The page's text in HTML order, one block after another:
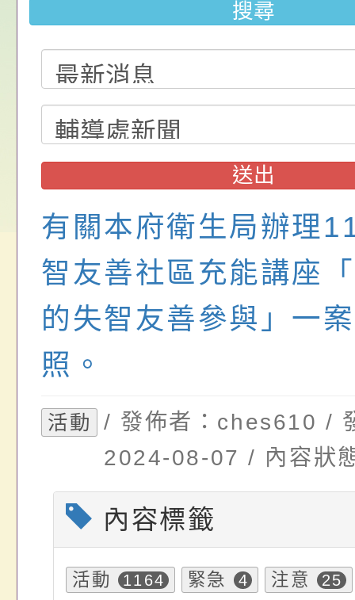
辦理「115年度教育
前教育署辦理性別平
置課程與教學人才庫
畫」一案， 請教師
請，請查照。
公告:桃園市政府腸
施問答集
轉知:桃園市交通局
減碳存摺2.0」全民
桃園市政府家庭教育
年度祖孫樂淘桃－祖
祝活動」海報電子檔
位協助鼓勵所屬同仁
關（構）、學校、民
名參加，請查照
轉知有關銓敘部建置
員退休所得重審後實
算器」，公立學校退
亦可利用
檢送財團法人台灣優
發展協會辦理115年
看國產豬肉生產流程
一案，請查照。
轉知:桃園市衛生局
年桃園市青少年菸害
解謎活動」
搜尋
送出
有關本府衛生局辦理
智友善社區充能講座
的失智友善參與」一
照。
活動
/ 發佈者：ches610 /
2024-08-07 / 內容狀
內容標籤
活動 1164 緊急 4 注意 25